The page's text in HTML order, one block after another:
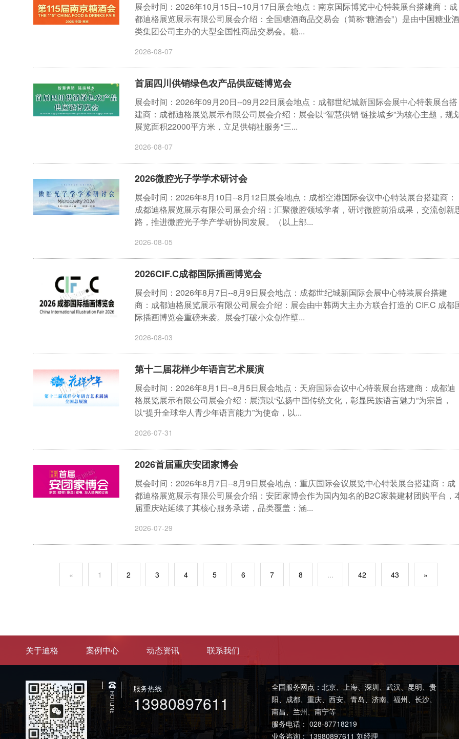
展会时间：2026年10月15日--10月17日展会地点：南京国际博览中心特装展台搭建商：成
都迪格展览展示有限公司展会介绍：全国糖酒商品交易会（简称“糖酒会”）是由中国糖业酒
类集团公司主办的大型全国性商品交易会。糖...
2026-08-07
首届四川供销绿色农产品供应链博览会
展会时间：2026年09月20日--09月22日展会地点：成都世纪城新国际会展中心特装展台搭
建商：成都迪格展览展示有限公司展会介绍：展会以“智慧供销 链接城乡”为核心主题，规
展览面积22000平方米，立足供销社服务“三...
2026-08-07
2026微腔光子学学术研讨会
展会时间：2026年8月10日--8月12日展会地点：成都空港国际会议中心特装展台搭建商：
成都迪格展览展示有限公司展会介绍：汇聚微腔领域学者，研讨微腔前沿成果，交流创新
路，推进微腔光子学产学研协同发展。（以上部...
2026-08-05
2026CIF.C成都国际插画博览会
展会时间：2026年8月7日--8月9日展会地点：成都世纪城新国际会展中心特装展台搭建
商：成都迪格展览展示有限公司展会介绍：展会由中韩两大主办方联合打造的 CIF.C 成都
际插画博览会重磅来袭。展会打破小众创作壁...
2026-08-03
第十二届花样少年语言艺术展演
展会时间：2026年8月1日--8月5日展会地点：天府国际会议中心特装展台搭建商：成都迪
格展览展示有限公司展会介绍：展演以“弘扬中国传统文化，彰显民族语言魅力”为宗旨，
以“提升全球华人青少年语言能力”为使命，以...
2026-07-31
2026首届重庆安团家博会
展会时间：2026年8月7日--8月9日展会地点：重庆国际会议展览中心特装展台搭建商：成
都迪格展览展示有限公司展会介绍：安团家博会作为国内知名的B2C家装建材团购平台，
届重庆站延续了其核心服务承诺，品类覆盖：涵...
2026-07-29
« 1 2 3 4 5 6 7 8 ... 42 43 »
关于迪格 案例中心 动态资讯 联系我们
服务热线
13980897611
全国服务网点：北京、上海、深圳、武汉、昆明、贵
阳、成都、重庆、西安、青岛、济南、福州、长沙、
南昌、兰州、南宁等
服务电话： 028-87718219
业务咨询： 13980897611 刘经理